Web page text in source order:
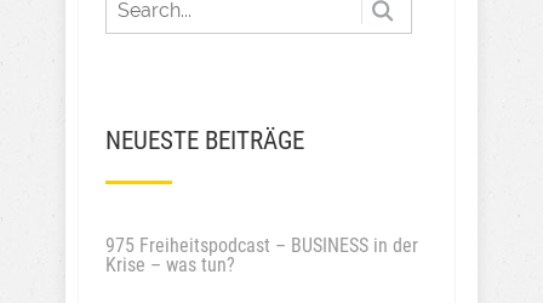
NEUESTE BEITRÄGE
975 Freiheitspodcast – BUSINESS in der
Krise – was tun?